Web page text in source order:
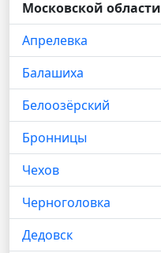
Московской области
Апрелевка
Балашиха
Белоозёрский
Бронницы
Чехов
Черноголовка
Дедовск